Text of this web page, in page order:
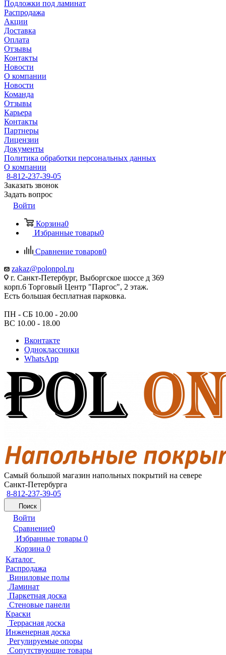
Подложки под ламинат
Распродажа
Акции
Доставка
Оплата
Отзывы
Контакты
Новости
О компании
Новости
Команда
Отзывы
Карьера
Контакты
Партнеры
Лицензии
Документы
Политика обработки персональных данных
О компании
8-812-237-39-05
Заказать звонок
Задать вопрос
Войти
Корзина0
Избранные товары0
Сравнение товаров0
zakaz@polonpol.ru
г. Санкт-Петербург, Выборгское шоссе д 369
корп.6 Торговый Центр "Паргос", 2 этаж.
Есть большая бесплатная парковка.
ПН - СБ 10.00 - 20.00
ВС 10.00 - 18.00
Вконтакте
Одноклассники
WhatsApp
Самый большой магазин напольных покрытий на севере
Санкт-Петербурга
8-812-237-39-05
Поиск
Войти
Сравнение0
Избранные товары 0
Корзина 0
Каталог
Распродажа
Виниловые полы
Ламинат
Паркетная доска
Стеновые панели
Краски
Террасная доска
Инженерная доска
Регулируемые опоры
Сопутствующие товары